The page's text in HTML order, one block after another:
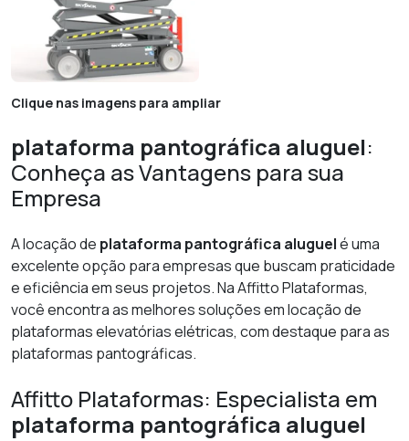
Clique nas imagens para ampliar
plataforma pantográfica aluguel:
Conheça as Vantagens para sua
Empresa
A locação de plataforma pantográfica aluguelé uma
excelente opção para empresas que buscam praticidade
e eficiência em seus projetos. Na Affitto Plataformas,
você encontra as melhores soluções em locação de
plataformas elevatórias elétricas, com destaque para as
plataformas pantográficas.
Affitto Plataformas: Especialista em
plataforma pantográfica aluguel